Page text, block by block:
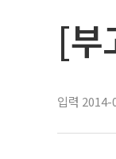
[부
입력 2014-